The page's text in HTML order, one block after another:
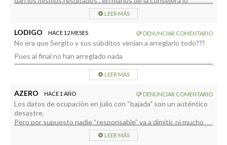
para el visitante. La Palma se debe mover hacia un turismo
sostenible y de calidad, y esta oferta está aún por definir.
LEER MÁS
LODIGO HACE 12 MESES DENUNCIAR COMENTARIO
No era que Sergito y sus súbditos venían a arreglarlo todo???
Pues al final no han arreglado nada
LEER MÁS
AZERO HACE 1 AÑO DENUNCIAR COMENTARIO
Los datos de ocupación en julio con “bajada” son un auténtico
desastre.
Pero por supuesto nadie “responsable” va a dimitir, ni mucho
menos admitir su fracaso en la gestión, ni van a tener intención
de cambiar sus ” maravillosas” técnicas para aumentar la
LEER MÁS